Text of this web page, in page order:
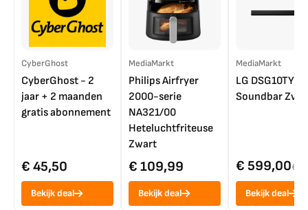
CyberGhost
CyberGhost - 2
jaar + 2 maanden
gratis abonnement
€ 45,50
Bekijk deal
MediaMarkt
Philips Airfryer
2000-serie
NA321/00
Heteluchtfriteuse
Zwart
€ 109,99
Bekijk deal
MediaMarkt
LG DSG10TY
Soundbar
€ 599,00€
Bekijk deal